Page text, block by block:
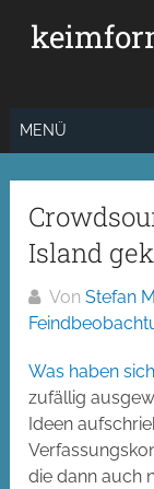
Inhalt
MENÜ
Island
VonStefan
Was haben sich
zufällig
Ideen
die dann auch